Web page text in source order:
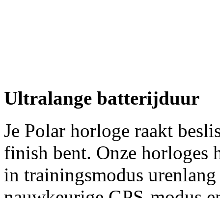
Ultralange batterijduur
Je Polar horloge raakt
finish bent. Onze horloges
in trainingsmodus